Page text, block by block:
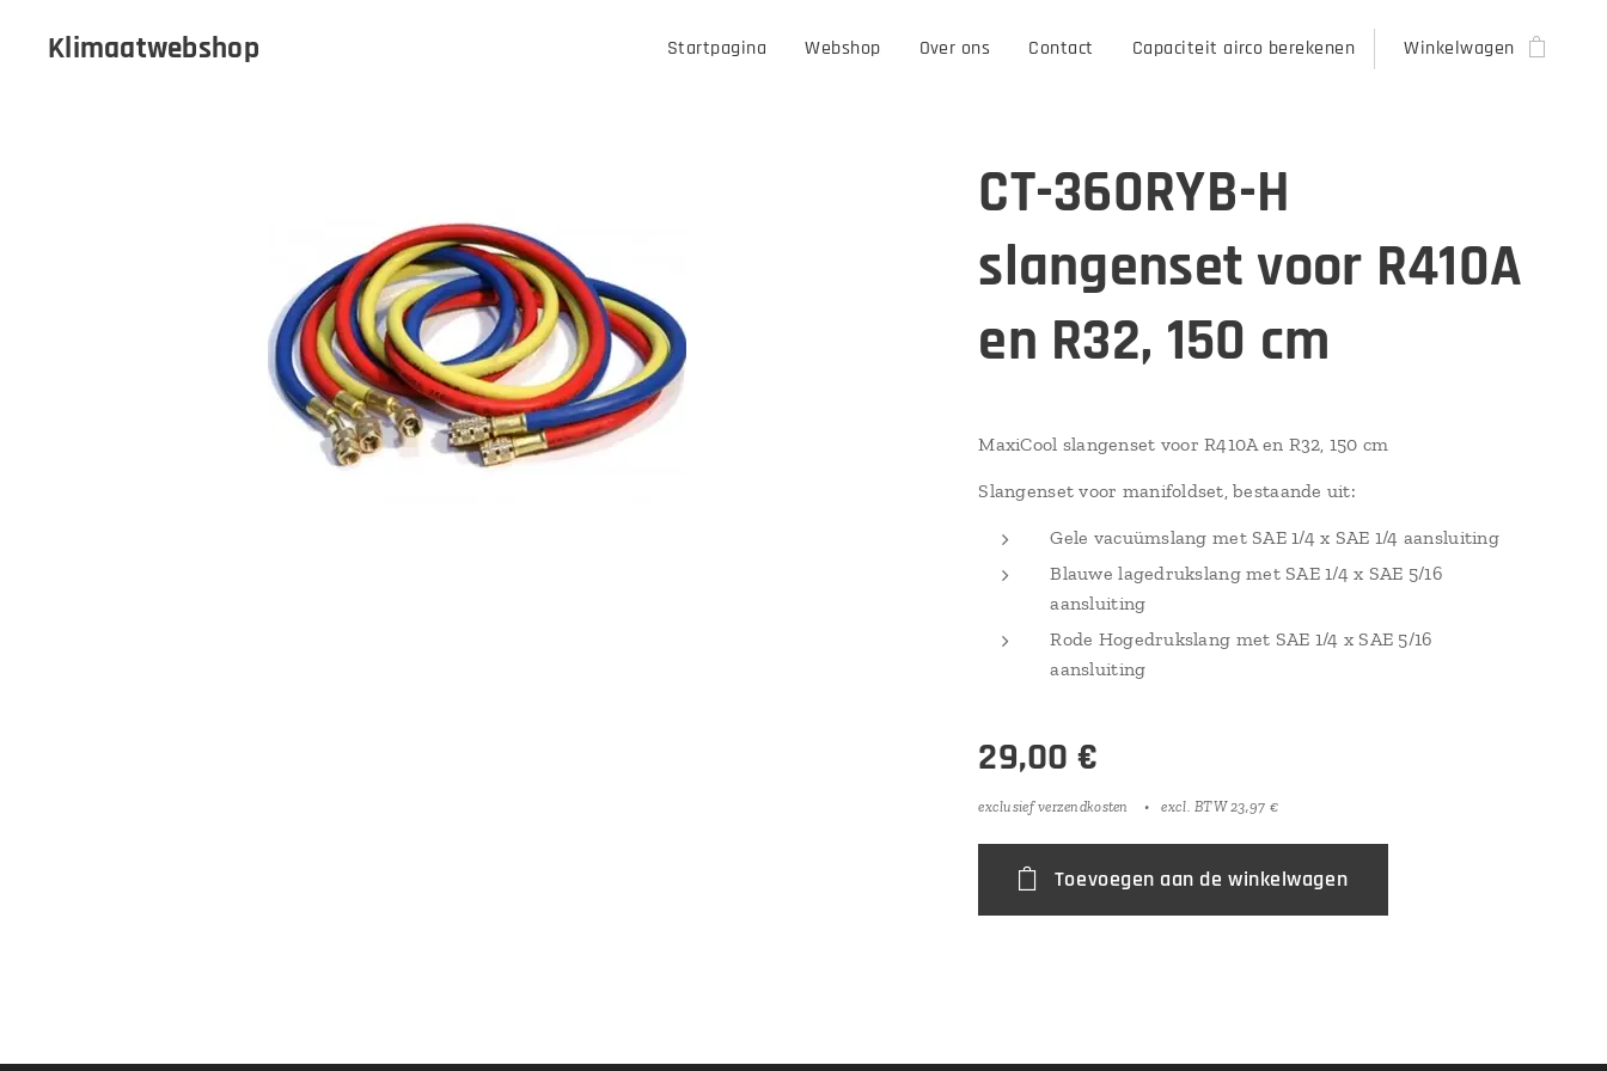
Klimaatwebshop Startpagina Webshop Over ons Contact Capaciteit airco berekenen Winkelwagen
CT-360RYB-H
slangenset voor R410A
en R32, 150 cm
MaxiCool slangenset voor R410A en R32, 150 cm
Slangenset voor manifoldset, bestaande uit:
Gele vacuümslang met SAE 1/4 x SAE 1/4 aansluiting
Blauwe lagedrukslang met SAE 1/4 x SAE 5/16
aansluiting
Rode Hogedrukslang met SAE 1/4 x SAE 5/16
aansluiting
29,00 €
exclusief verzendkosten excl. BTW 23,97 €
Toevoegen aan de winkelwagen